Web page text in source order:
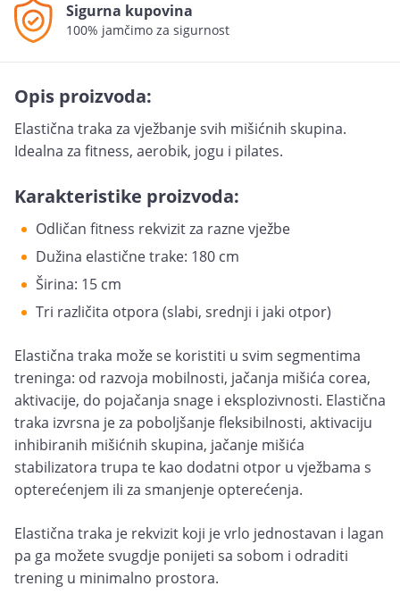
Sigurna kupovina
100% jamčimo za sigurnost
Opis proizvoda:
Elastična traka za vježbanje svih mišićnih skupina.
Idealna za fitness, aerobik, jogu i pilates.
Karakteristike proizvoda:
Odličan fitness rekvizit za razne vježbe
Dužina elastične trake: 180 cm
Širina: 15 cm
Tri različita otpora (slabi, srednji i jaki otpor)
Elastična traka može se koristiti u svim segmentima
treninga: od razvoja mobilnosti, jačanja mišića corea,
aktivacije, do pojačanja snage i eksplozivnosti. Elastična
traka izvrsna je za poboljšanje fleksibilnosti, aktivaciju
inhibiranih mišićnih skupina, jačanje mišića
stabilizatora trupa te kao dodatni otpor u vježbama s
opterećenjem ili za smanjenje opterećenja.
Elastična traka je rekvizit koji je vrlo jednostavan i lagan
pa ga možete svugdje ponijeti sa sobom i odraditi
trening u minimalno prostora.